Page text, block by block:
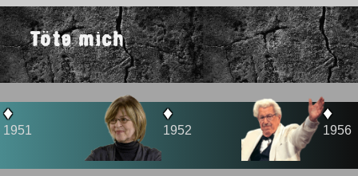
Töte mich
1952
♦
1956